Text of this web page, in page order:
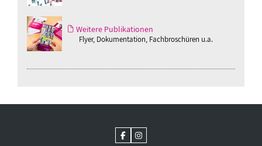
Weitere Publikationen
Flyer, Dokumentation, Fachbroschüren u.a.